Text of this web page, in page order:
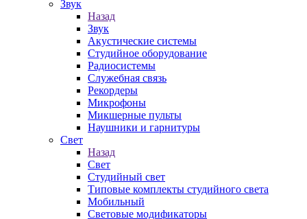
Звук
Назад
Звук
Акустические системы
Студийное оборудование
Радиосистемы
Служебная связь
Рекордеры
Микрофоны
Микшерные пульты
Наушники и гарнитуры
Свет
Назад
Свет
Студийный свет
Типовые комплекты студийного света
Мобильный
Световые модификаторы